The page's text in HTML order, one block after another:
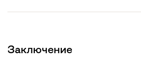
Заключение